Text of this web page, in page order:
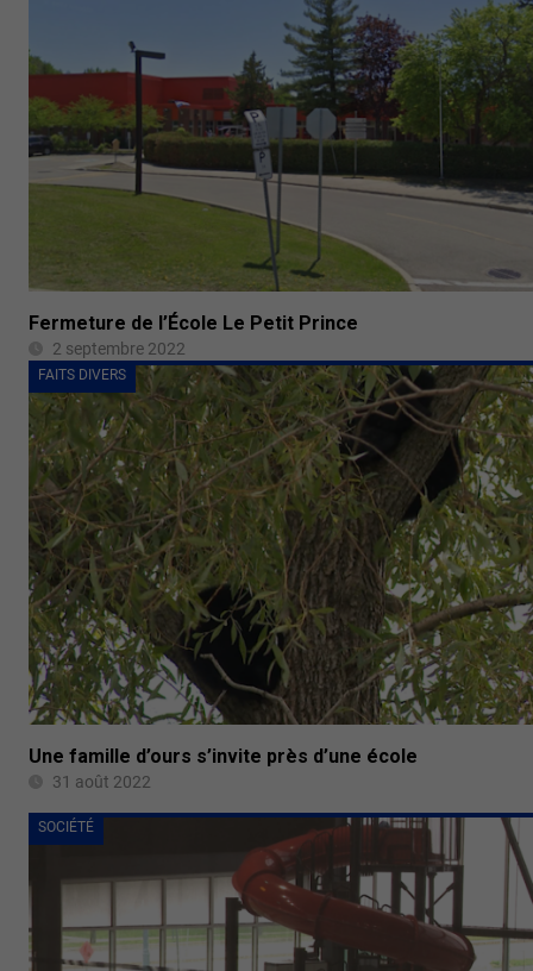
Fermeture de l’École Le Petit Prince
2 septembre 2022
FAITS DIVERS
Une famille d’ours s’invite près d’une école
31 août 2022
SOCIÉTÉ